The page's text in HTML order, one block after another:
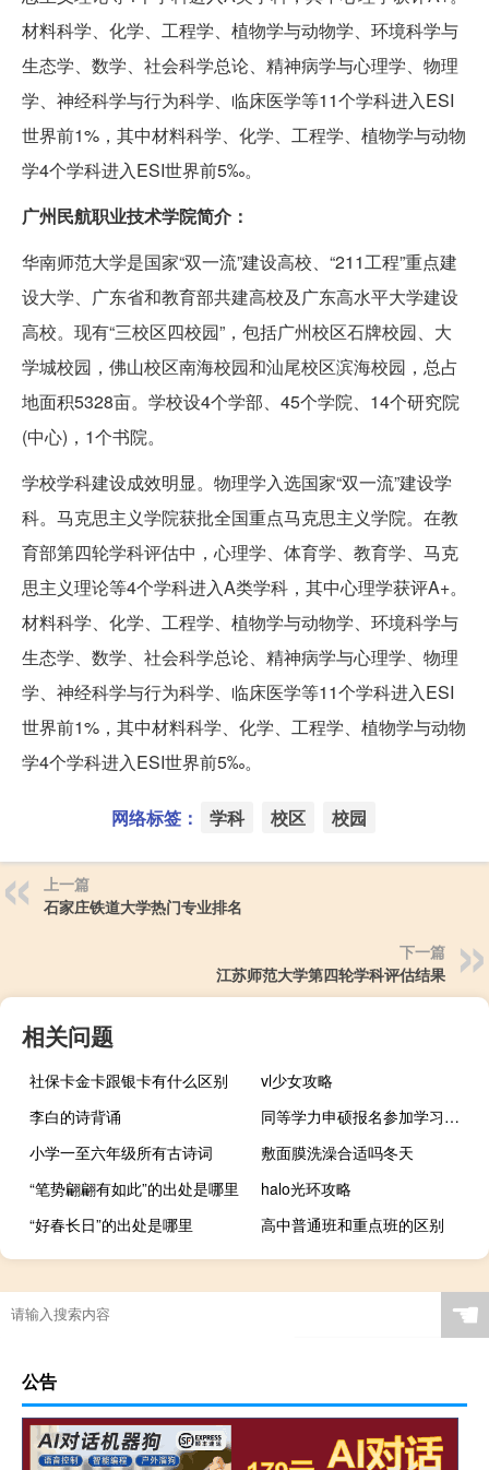
材料科学、化学、工程学、植物学与动物学、环境科学与
生态学、数学、社会科学总论、精神病学与心理学、物理
学、神经科学与行为科学、临床医学等11个学科进入ESI
世界前1%，其中材料科学、化学、工程学、植物学与动物
学4个学科进入ESI世界前5‰。
广州民航职业技术学院简介：
华南师范大学是国家“双一流”建设高校、“211工程”重点建
设大学、广东省和教育部共建高校及广东高水平大学建设
高校。现有“三校区四校园”，包括广州校区石牌校园、大
学城校园，佛山校区南海校园和汕尾校区滨海校园，总占
地面积5328亩。学校设4个学部、45个学院、14个研究院
(中心)，1个书院。
学校学科建设成效明显。物理学入选国家“双一流”建设学
科。马克思主义学院获批全国重点马克思主义学院。在教
育部第四轮学科评估中，心理学、体育学、教育学、马克
思主义理论等4个学科进入A类学科，其中心理学获评A+。
材料科学、化学、工程学、植物学与动物学、环境科学与
生态学、数学、社会科学总论、精神病学与心理学、物理
学、神经科学与行为科学、临床医学等11个学科进入ESI
世界前1%，其中材料科学、化学、工程学、植物学与动物
学4个学科进入ESI世界前5‰。
网络标签： 学科 校区 校园
上一篇
石家庄铁道大学热门专业排名
下一篇
江苏师范大学第四轮学科评估结果
相关问题
社保卡金卡跟银卡有什么区别
vl少女攻略
李白的诗背诵
同等学力申硕报名参加学习条件和申硕条件一致吗
小学一至六年级所有古诗词
敷面膜洗澡合适吗冬天
“笔势翩翩有如此”的出处是哪里
halo光环攻略
“好春长日”的出处是哪里
高中普通班和重点班的区别
☚
公告